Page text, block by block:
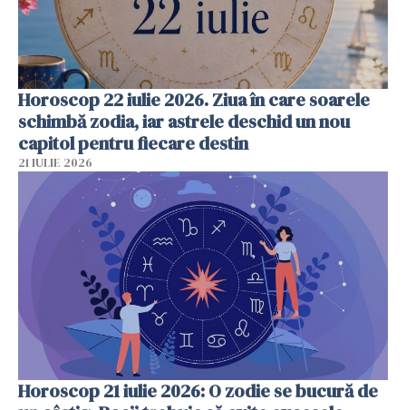
Horoscop 22 iulie 2026. Ziua în care soarele
schimbă zodia, iar astrele deschid un nou
capitol pentru fiecare destin
21 IULIE 2026
Horoscop 21 iulie 2026: O zodie se bucură de